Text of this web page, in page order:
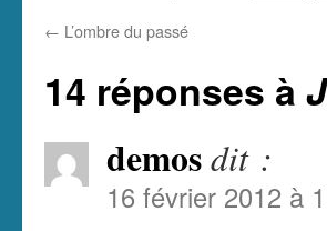
← L’ombre du passé
14 réponses à
demosdit :
16 février 2012 à